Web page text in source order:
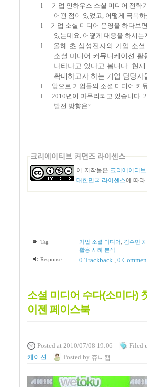
l
기업 인하우스 소셜 미디어 전략
어떤 점이 있었고, 어떻게 극복
l
기업 소셜 미디어 운영을 하다보면
있는데요. 어떻게 대응을 하시는
l
올해 초 삼성전자의 기업 소
소셜 미디어 커뮤니케이션
나타나고 있다고 봅니다 현
확대하고자 하는 기업 담당
l
앞으로 기업들의 소셜 미디어 커
l
2010년이 마무리되고 있습니다.
발전 방향은?
크리에이티브 커먼즈 라이센스
이 저작물은 크리에이티
대한민국 라이센스에 따라
Tag 기업 소셜 미디어 김수민
활용 사례 분석
Response
0 Trackback , 0
소셜 미디어 수다(소미다)
이젠 페이스북
Posted at 2010/07/08 19:06 Filed
케이션
Posted by 쥬니캡